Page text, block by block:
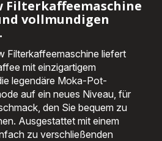
Filterkaffeemaschine
vollmundigen
Filterkaffeemaschine liefert
mit einzigartigem
legendäre Moka-Pot-
auf ein neues Niveau, für
den Sie bequem zu
Ausgestattet mit einem
zu verschließenden